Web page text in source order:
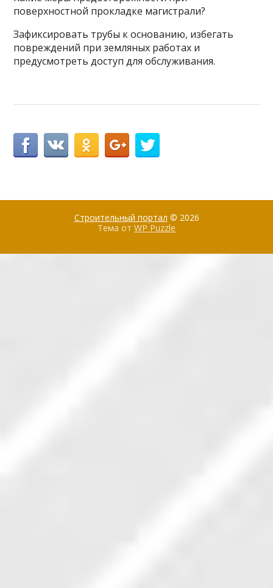
поверхностной прокладке магистрали?
Зафиксировать трубы к основанию, избегать
повреждений при земляных работах и
предусмотреть доступ для обслуживания.
Строительный портал © 2026
Тема от WP Puzzle